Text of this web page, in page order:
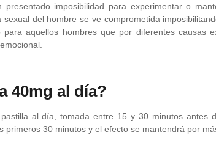
imposibilidad para experimentar o
del hombre se ve comprometida
aquellos hombres que por diferentes causas
40mg al día?
al día, tomada entre 15 y 30 minutos antes
30 minutos y el efecto se mantendrá por